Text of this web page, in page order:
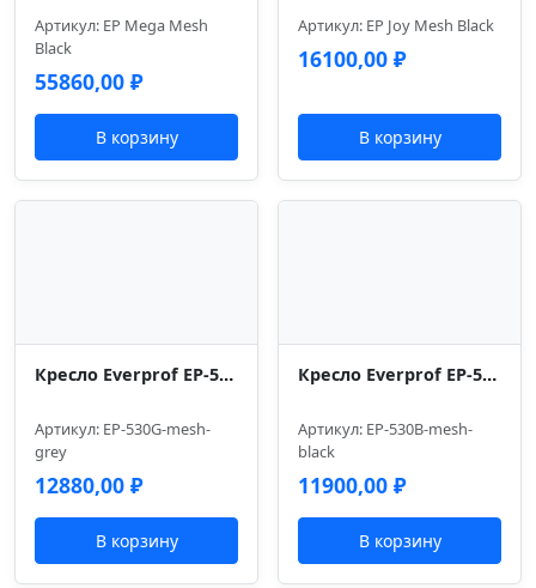
Артикул: EP Mega Mesh
Black
55860,00 ₽
В корзину
Артикул: EP Joy Mesh Black
16100,00 ₽
В корзину
Кресло Everprof EP-530 Grey Сетка Серый
Артикул: EP-530G-mesh-
grey
12880,00 ₽
В корзину
Кресло Everprof EP-530 Black Сетка Черный
Артикул: EP-530B-mesh-
black
11900,00 ₽
В корзину